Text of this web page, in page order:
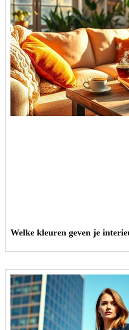
Welke kleuren geven je